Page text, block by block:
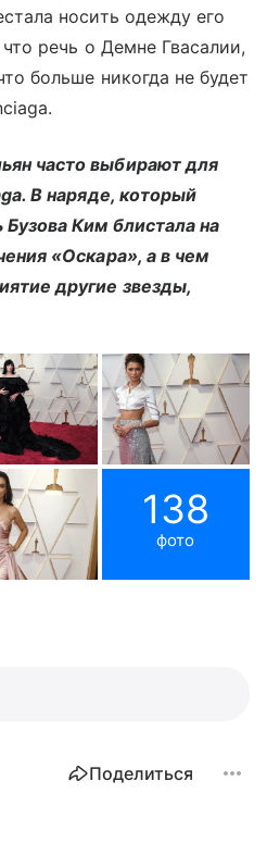
носить одежду его
речь о Демне Гвасалии,
больше никогда не будет
часто выбирают для
В наряде, который
Ким блистала на
«Оскара», а в чем
другие звезды,
138
фото
Поделиться